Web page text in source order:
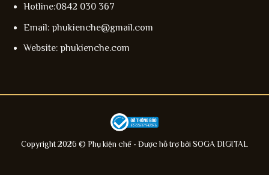
Hotline:0842 030 367
Email: phukienche@gmail.com
Website: phukienche.com
Copyright 2026 © Phụ kiện chế - Được hỗ trợ bởi SOGA DIGITAL